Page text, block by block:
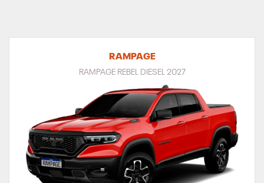
RAMPAGE
RAMPAGE REBEL DIESEL 2027